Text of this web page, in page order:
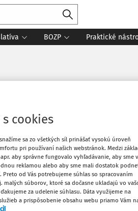
BOZP Praktické
2026
mzda na Slovensku na
s cookies
sa zo všetkých síl prinášať vysokú úroveň
pri používaní našich webstránok. Medzi
aby správne fungovalo vyhľadávanie, aby sme
reklamou alebo aby sme mali dostatok
Preto od Vás potrebujeme súhlas so spracovaním
malých súborov, ktoré sa dočasne ukladajú vo
za udelenie súhlasu. Dáta využijeme na
a prispôsobenie obsahu webu priamo Vám